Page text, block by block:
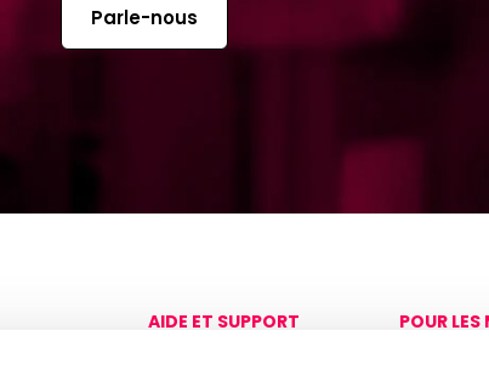
Parle-nous
AIDE ET SUPPORT
POUR LES